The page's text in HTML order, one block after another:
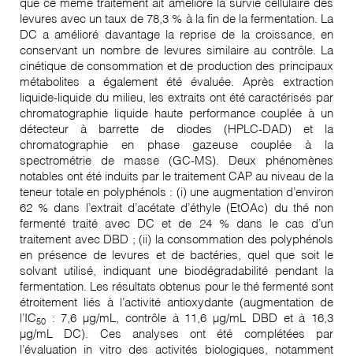
que ce même traitement ait amélioré la survie cellulaire des
levures avec un taux de 78,3 % à la fin de la fermentation. La
DC a amélioré davantage la reprise de la croissance, en
conservant un nombre de levures similaire au contrôle. La
cinétique de consommation et de production des principaux
métabolites a également été évaluée. Après extraction
liquide-liquide du milieu, les extraits ont été caractérisés par
chromatographie liquide haute performance couplée à un
détecteur à barrette de diodes (HPLC-DAD) et la
chromatographie en phase gazeuse couplée à la
spectrométrie de masse (GC-MS). Deux phénomènes
notables ont été induits par le traitement CAP au niveau de la
teneur totale en polyphénols : (i) une augmentation d’environ
62 % dans l’extrait d’acétate d’éthyle (EtOAc) du thé non
fermenté traité avec DC et de 24 % dans le cas d’un
traitement avec DBD ; (ii) la consommation des polyphénols
en présence de levures et de bactéries, quel que soit le
solvant utilisé, indiquant une biodégradabilité pendant la
fermentation. Les résultats obtenus pour le thé fermenté sont
étroitement liés à l’activité antioxydante (augmentation de
l’IC
50
: 7,6 µg/mL, contrôle à 11,6 µg/mL DBD et à 16,3
µg/mL DC). Ces analyses ont été complétées par
l’évaluation in vitro des activités biologiques, notamment